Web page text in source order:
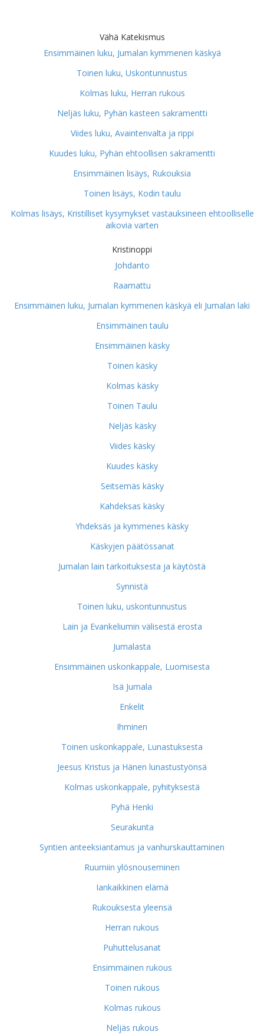
Vähä Katekismus
Ensimmäinen luku, Jumalan kymmenen käskyä
Toinen luku, Uskontunnustus
Kolmas luku, Herran rukous
Neljäs luku, Pyhän kasteen sakramentti
Viides luku, Avaintenvalta ja rippi
Kuudes luku, Pyhän ehtoollisen sakramentti
Ensimmäinen lisäys, Rukouksia
Toinen lisäys, Kodin taulu
Kolmas lisäys, Kristilliset kysymykset vastauksineen ehtoolliselle
aikovia varten
Kristinoppi
Johdanto
Raamattu
Ensimmäinen luku, Jumalan kymmenen käskyä eli Jumalan laki
Ensimmäinen taulu
Ensimmäinen käsky
Toinen käsky
Kolmas käsky
Toinen Taulu
Neljäs käsky
Viides käsky
Kuudes käsky
Seitsemäs käsky
Kahdeksas käsky
Yhdeksäs ja kymmenes käsky
Käskyjen päätössanat
Jumalan lain tarkoituksesta ja käytöstä
Synnistä
Toinen luku, uskontunnustus
Lain ja Evankeliumin välisestä erosta
Jumalasta
Ensimmäinen uskonkappale, Luomisesta
Isä Jumala
Enkelit
Ihminen
Toinen uskonkappale, Lunastuksesta
Jeesus Kristus ja Hänen lunastustyönsä
Kolmas uskonkappale, pyhityksestä
Pyhä Henki
Seurakunta
Syntien anteeksiantamus ja vanhurskauttaminen
Ruumiin ylösnouseminen
Iankaikkinen elämä
Rukouksesta yleensä
Herran rukous
Puhuttelusanat
Ensimmäinen rukous
Toinen rukous
Kolmas rukous
Neljäs rukous